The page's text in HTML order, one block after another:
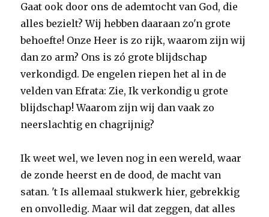
Gaat ook door ons de ademtocht van God, die
alles bezielt? Wij hebben daaraan zo'n grote
behoefte! Onze Heer is zo rijk, waarom zijn wij
dan zo arm? Ons is zó grote blijdschap
verkondigd. De engelen riepen het al in de
velden van Efrata: Zie, Ik verkondig u grote
blijdschap! Waarom zijn wij dan vaak zo
neerslachtig en chagrijnig?
Ik weet wel, we leven nog in een wereld, waar
de zonde heerst en de dood, de macht van
satan. 't Is allemaal stukwerk hier, gebrekkig
en onvolledig. Maar wil dat zeggen, dat alles